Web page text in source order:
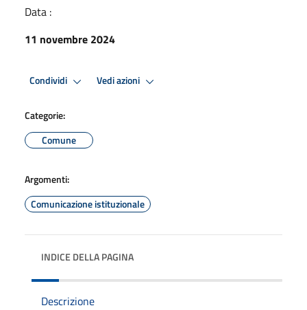
Data :
11 novembre 2024
Condividi Vedi azioni
Categorie:
Comune
Argomenti:
Comunicazione istituzionale
INDICE DELLA PAGINA
Descrizione